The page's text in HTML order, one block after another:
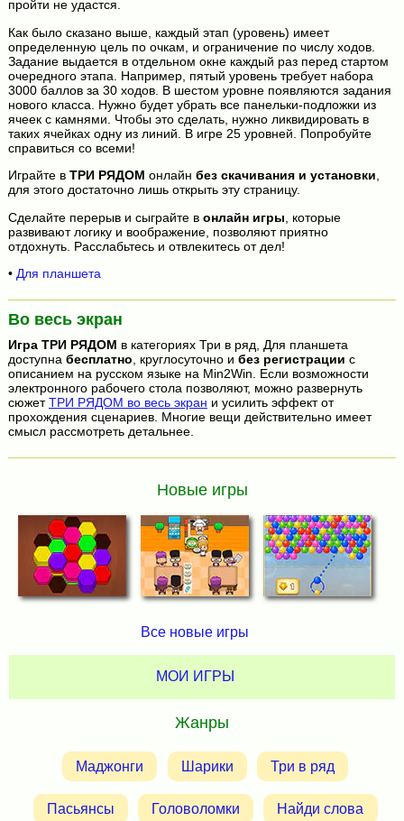
пройти не удастся.
Как было сказано выше, каждый этап (уровень) имеет
определенную цель по очкам, и ограничение по числу ходов.
Задание выдается в отдельном окне каждый раз перед стартом
очередного этапа. Например, пятый уровень требует набора
3000 баллов за 30 ходов. В шестом уровне появляются задания
нового класса. Нужно будет убрать все панельки-подложки из
ячеек с камнями. Чтобы это сделать, нужно ликвидировать в
таких ячейках одну из линий. В игре 25 уровней. Попробуйте
справиться со всеми!
Играйте в ТРИ РЯДОМ онлайн без скачивания и установки,
для этого достаточно лишь открыть эту страницу.
Сделайте перерыв и сыграйте в онлайн игры , которые
развивают логику и воображение, позволяют приятно
отдохнуть. Расслабьтесь и отвлекитесь от дел!
• Для планшета
Во весь экран
Игра ТРИ РЯДОМ в категориях Три в ряд, Для планшета
доступна бесплатно , круглосуточно и без регистрации с
описанием на русском языке на Min2Win. Если возможности
электронного рабочего стола позволяют, можно развернуть
сюжетТРИ РЯДОМ во весь экран и усилить эффект от
прохождения сценариев. Многие вещи действительно имеет
смысл рассмотреть детальнее.
Новые игры
Все новые игры
МОИ ИГРЫ
Жанры
Маджонги Шарики Три в ряд
Пасьянсы Головоломки Найди слова